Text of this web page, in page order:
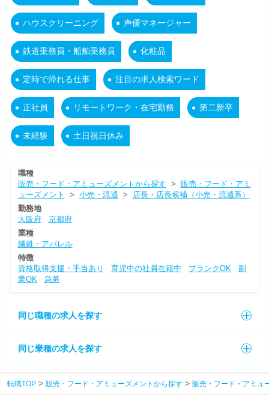
ハウスクリーニング 声優マネージャー
鉄道乗務員・船舶乗務員 化粧品
定時で帰れる仕事 注目の求人検索ワード
正社員 リモートワーク・在宅勤務 第二新卒
未経験 土日祝日休み
職種
販売・フード・アミューズメントから探す > 販売・フード・アミ
ューズメント
> 小売・流通 > 店長・店長候補（小売・流通系）
勤務地
大阪府
京都府
業種
繊維・アパレル
特徴
資格取得支援・手当あり
育児中の社員在籍中 ブランクOK
副
業OK
急募
同じ職種の求人を探す
同じ業種の求人を探す
転職TOP 販売・フード・アミューズメントから探す 販売・フード・アミュ